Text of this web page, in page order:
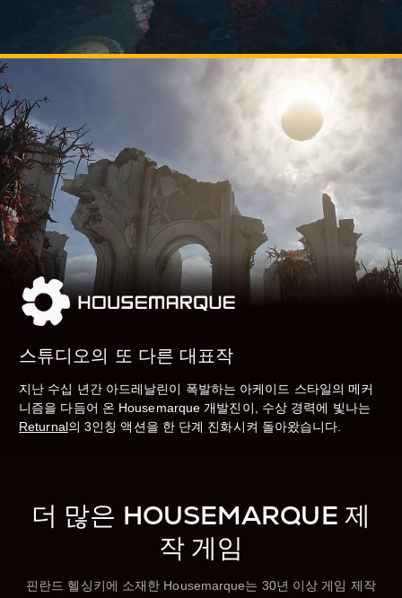
스튜디오의 또 다른 대표작
지난 수십 년간 아드레날린이 폭발하는 아케이드 스타일의 메커
니즘을 다듬어 온 Housemarque 개발진이, 수상 경력에 빛나는
Returnal의 3인칭 액션을 한 단계 진화시켜 돌아왔습니다.
더 많은 HOUSEMARQUE 제
작 게임
핀란드 헬싱키에 소재한 Housemarque는 30년 이상 게임 제작